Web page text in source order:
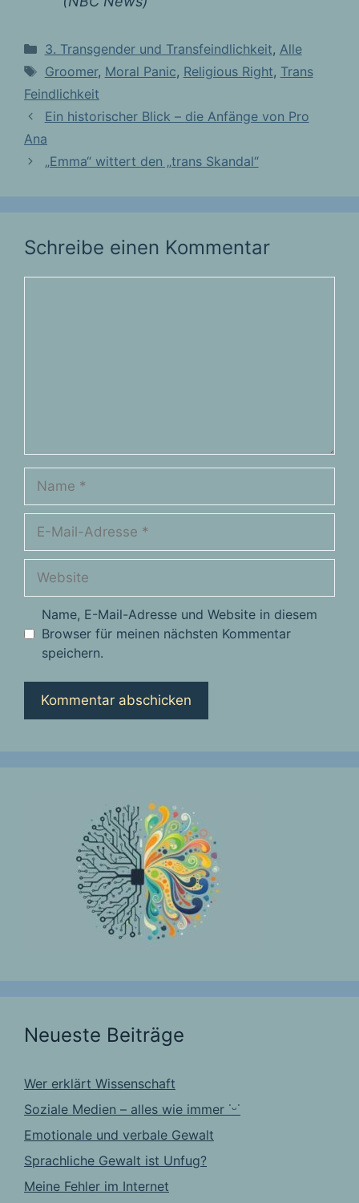
Kategorien
3. Transgender und Transfeindlichkeit, Alle
Schlagwörter
Groomer, Moral Panic, Religious Right, Trans
Feindlichkeit
Ein historischer Blick – die Anfänge von Pro
Ana
„Emma“ wittert den „trans Skandal“
Schreibe einen Kommentar
Mail-
Adresse
Name, E-Mail-Adresse und Website in diesem
Browser für meinen nächsten Kommentar
speichern.
Neueste Beiträge
Wer erklärt Wissenschaft
Soziale Medien – alles wie immer ˙ᵕ˙
Emotionale und verbale Gewalt
Sprachliche Gewalt ist Unfug?
Meine Fehler im Internet